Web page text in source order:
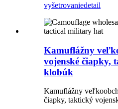
vyšetrovaniedetail
Kamuflážny
vojenské čiapky,
klobúk
Kamuflážny
čiapky, taktický